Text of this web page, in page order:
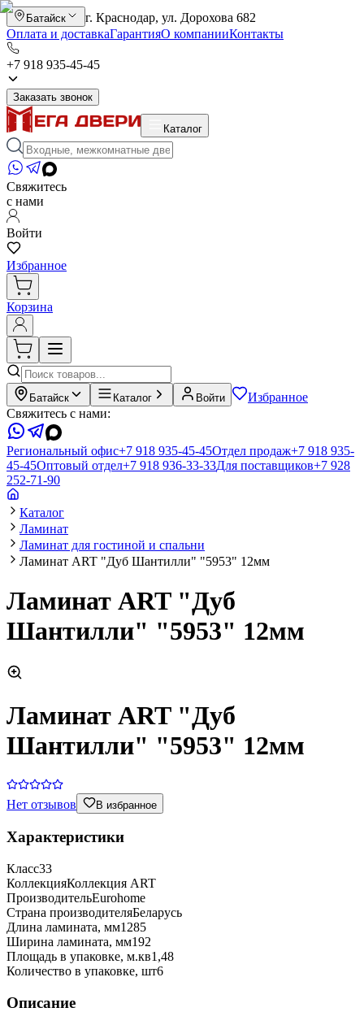
Батайск
г. Краснодар, ул. Дорохова 682
Оплата и доставкаГарантияО компанииКонтакты
+7 918 935-45-45
Заказать звонок
Каталог
Свяжитесь
с нами
Войти
Избранное
Корзина
Батайск Каталог Войти
Избранное
Свяжитесь с нами:
Региональный офис+7 918 935-45-45Отдел продаж+7 918 935-
45-45Оптовый отдел+7 918 936-33-33Для поставщиков+7 928
252-71-90
Каталог
Ламинат
Ламинат для гостиной и спальни
Ламинат ART "Дуб Шантилли" "5953" 12мм
Ламинат ART "Дуб
Шантилли" "5953" 12мм
Ламинат ART "Дуб
Шантилли" "5953" 12мм
Нет отзывов В избранное
Характеристики
Класс33
КоллекцияКоллекция ART
ПроизводительEurohome
Страна производителяБеларусь
Длина ламината, мм1285
Ширина ламината, мм192
Площадь в упаковке, м.кв1,48
Количество в упаковке, шт6
Описание